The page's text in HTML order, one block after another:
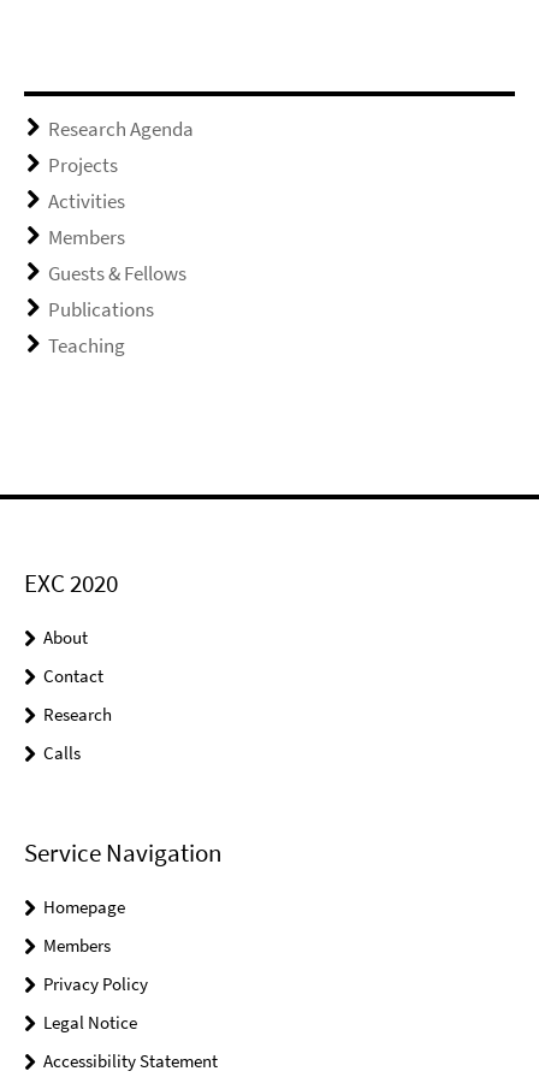
Research Agenda
Projects
Activities
Members
Guests & Fellows
Publications
Teaching
EXC 2020
About
Contact
Research
Calls
Service Navigation
Homepage
Members
Privacy Policy
Legal Notice
Accessibility Statement